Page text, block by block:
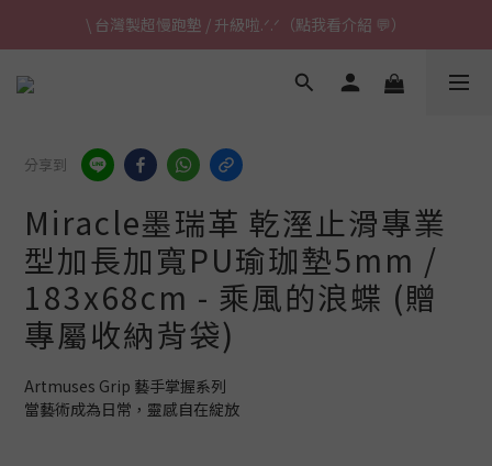
\ 台灣製超慢跑墊 / 升級啦.ᐟ.ᐟ（點我看介紹 💬）
\ 台灣製超慢跑墊 / 升級啦.ᐟ.ᐟ（點我看介紹 💬）
✈ 港澳免運｜滿HK$1,239免運 (指定商品)
分享到
Miracle墨瑞革 乾溼止滑專業
型加長加寬PU瑜珈墊5mm /
183x68cm - 乘風的浪蝶 (贈
專屬收納背袋)
Artmuses Grip 藝手掌握系列
當藝術成為日常，靈感自在綻放